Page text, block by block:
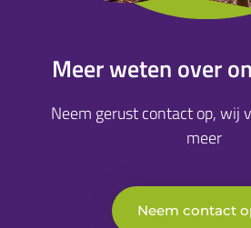
Meer weten over
Neem gerust contact op, wij
meer
Neem contact